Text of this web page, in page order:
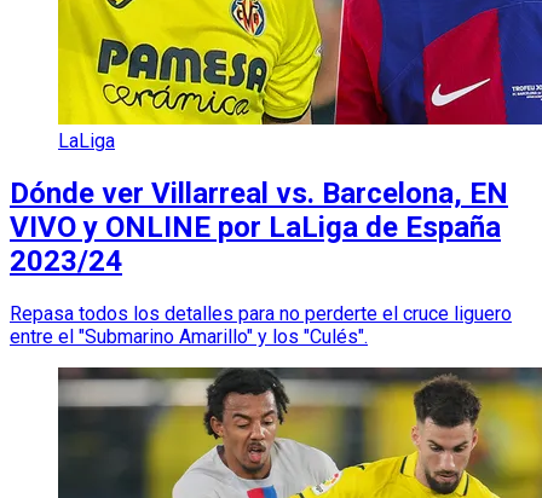
LaLiga
Dónde ver Villarreal vs. Barcelona, EN
VIVO y ONLINE por LaLiga de España
2023/24
Repasa todos los detalles para no perderte el cruce liguero
entre el "Submarino Amarillo" y los "Culés".